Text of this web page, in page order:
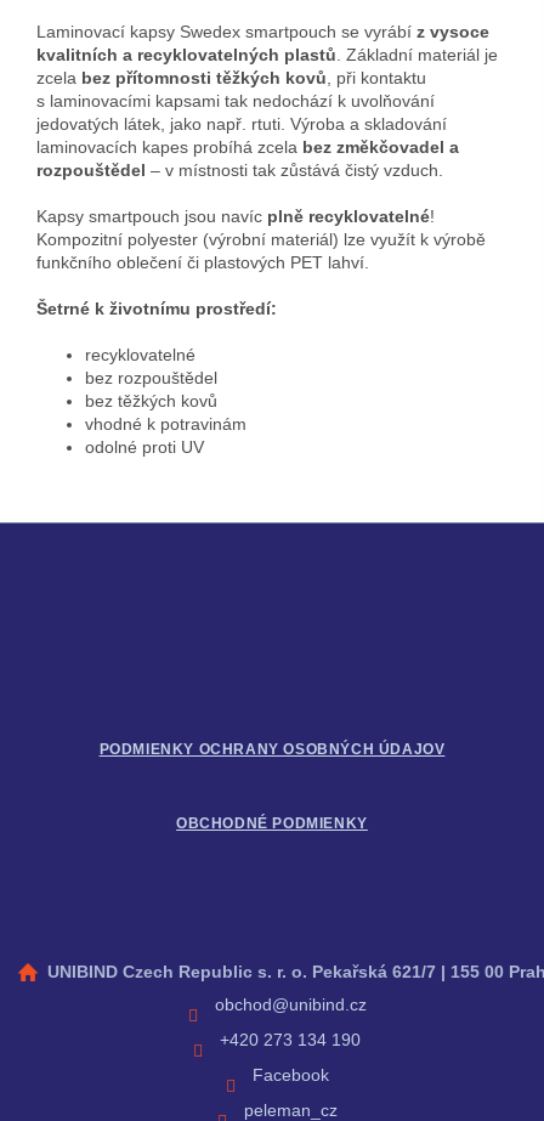
Laminovací kapsy Swedex smartpouch se vyrábí z vysoce
kvalitních a recyklovatelných plastů . Základní materiál je
zcela bez přítomnosti těžkých kovů , při kontaktu
s laminovacími kapsami tak nedochází k uvolňování
jedovatých látek, jako např. rtuti. Výroba a skladování
laminovacích kapes probíhá zcela bez změkčovadel a
rozpouštědel – v místnosti tak zůstává čistý vzduch.
Kapsy smartpouch jsou navíc plně recyklovatelné!
Kompozitní polyester (výrobní materiál) lze využít k výrobě
funkčního oblečení či plastových PET lahví.
Šetrné k životnímu prostředí:
recyklovatelné
bez rozpouštědel
bez těžkých kovů
vhodné k potravinám
odolné proti UV
PODMIENKY OCHRANY OSOBNÝCH ÚDAJOV
OBCHODNÉ PODMIENKY
UNIBIND Czech Republic s. r. o. Pekařská 621/7 | 155 00
obchod@unibind.cz
+420 273 134 190
Facebook
peleman_cz